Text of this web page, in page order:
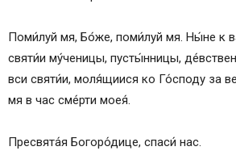
Поми́луй мя, Бо́же, поми́луй мя. Ны́не к
святи́и му́ченицы, пусты́нницы,
вси святи́и, моля́щиися ко Го́споду за
мя в час сме́рти моея́.
Пресвята́я Богоро́дице, спаси́ нас.